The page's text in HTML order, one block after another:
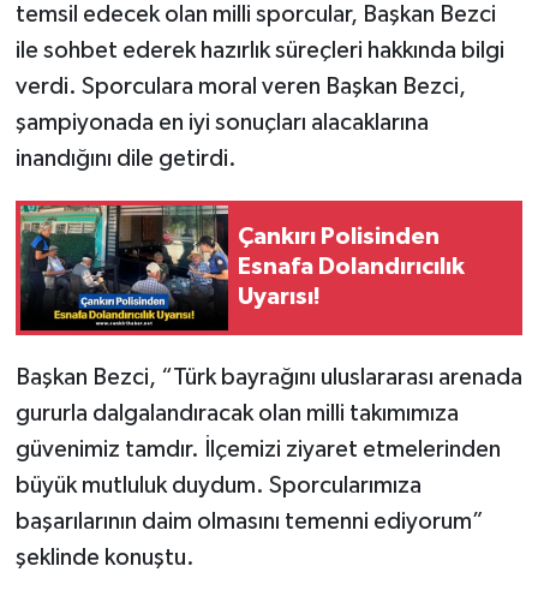
temsil edecek olan milli sporcular, Başkan Bezci
ile sohbet ederek hazırlık süreçleri hakkında bilgi
verdi. Sporculara moral veren Başkan Bezci,
şampiyonada en iyi sonuçları alacaklarına
inandığını dile getirdi.
Çankırı Polisinden
Esnafa Dolandırıcılık
Uyarısı!
Başkan Bezci, “Türk bayrağını uluslararası arenada
gururla dalgalandıracak olan milli takımımıza
güvenimiz tamdır. İlçemizi ziyaret etmelerinden
büyük mutluluk duydum. Sporcularımıza
başarılarının daim olmasını temenni ediyorum”
şeklinde konuştu.